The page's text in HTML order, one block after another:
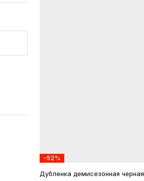
-52%
Дубленка демисезонная черная